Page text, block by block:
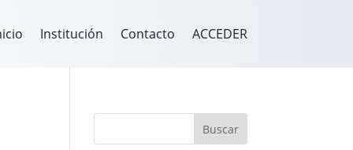
Institución Contacto ACCEDER
Buscar